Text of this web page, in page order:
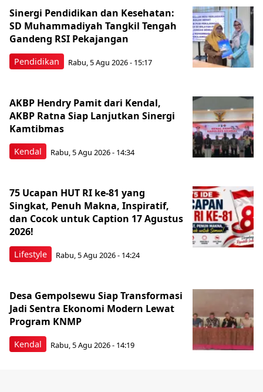
Pendidikan
Sinergi Pendidikan dan Kesehatan:
SD Muhammadiyah Tangkil Tengah
Gandeng RSI Pekajangan
Rabu, 5 Agu 2026 - 15:17
Kendal
AKBP Hendry Pamit dari Kendal,
AKBP Ratna Siap Lanjutkan Sinergi
Kamtibmas
Rabu, 5 Agu 2026 - 14:34
Lifestyle
75 Ucapan HUT RI ke-81 yang
Singkat, Penuh Makna, Inspiratif,
dan Cocok untuk Caption 17 Agustus
2026!
Rabu, 5 Agu 2026 - 14:24
Kendal
Desa Gempolsewu Siap Transformasi
Jadi Sentra Ekonomi Modern Lewat
Program KNMP
Rabu, 5 Agu 2026 - 14:19